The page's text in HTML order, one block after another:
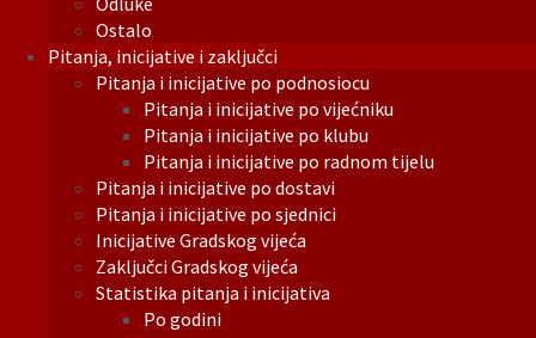
Ostalo
Pitanja, inicijative i zaključci
Pitanja i inicijative po podnosiocu
Pitanja i inicijative po vijećniku
Pitanja i inicijative po klubu
Pitanja i inicijative po radnom tijelu
Pitanja i inicijative po dostavi
Pitanja i inicijative po sjednici
Inicijative Gradskog vijeća
Zaključci Gradskog vijeća
Statistika pitanja i inicijativa
Po godini